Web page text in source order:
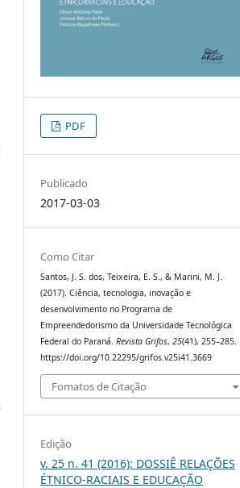
PDF
Publicado
2017-03-03
Como Citar
Santos, J. S. dos, Teixeira, E. S., & Marini, M. J.
(2017). Ciência, tecnologia, inovação e
desenvolvimento no Programa de
Empreendedorismo da Universidade Tecnológica
Federal do Paraná.Revista Grifos,25(41), 255–285.
https://doi.org/10.22295/grifos.v25i41.3669
Fomatos de Citação
Edição
v. 25 n. 41 (2016): DOSSIÊ RELAÇÕES
ÉTNICO-RACIAIS E EDUCAÇÃO